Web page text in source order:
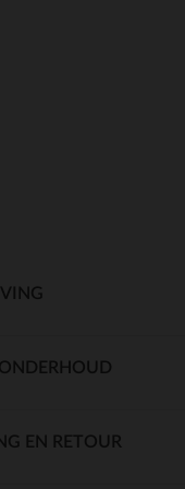
EN RETOUR